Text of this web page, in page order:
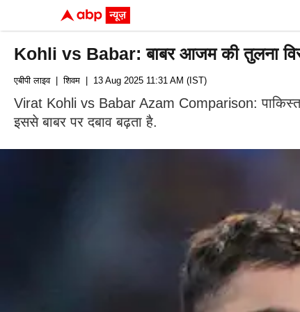
Kohli vs Babar: बाबर आजम की तुलना
एबीपी लाइव| शिवम | 13 Aug 2025 11:31 AM (IST)
Virat Kohli vs Babar Azam Comparison:
इससे बाबर पर दबाव बढ़ता है.